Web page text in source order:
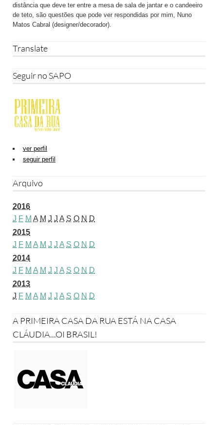
distância que deve ter entre a mesa de sala de jantar e o candeeiro
de teto, são questões que pode ver respondidas por mim, Nuno
Matos Cabral (designer/decorador).
Translate
Seguir no SAPO
ver perfil
seguir perfil
Arquivo
2016
J F M A M J J A S O N D
2015
J F M A M J J A S O N D
2014
J F M A M J J A S O N D
2013
J F M A M J J A S O N D
A PRIMEIRA CASA DA RUA ESTÁ NA CASA
CLÁUDIA...OI BRASIL!